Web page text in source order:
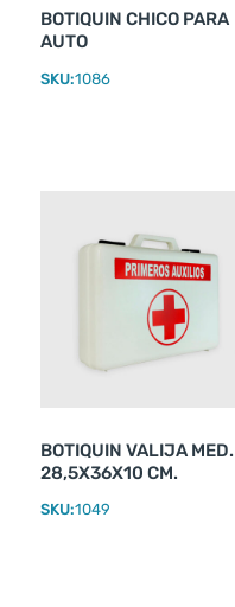
BOTIQUIN CHICO PARA
AUTO
SKU:1086
BOTIQUIN VALIJA MED.
28,5X36X10 CM.
SKU:1049